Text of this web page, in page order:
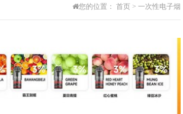
魔笛MOTI
火器AMMO
您的位置： 首页> 一次性电子烟